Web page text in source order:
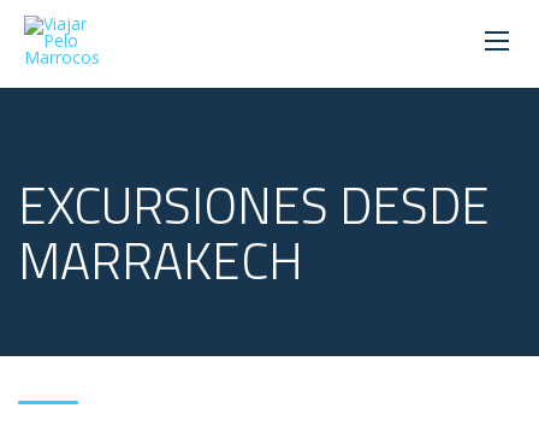
EXCURSIONES DESDE
MARRAKECH